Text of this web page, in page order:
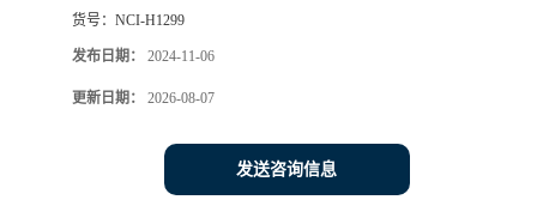
货号： NCI-H1299
发布日期： 2024-11-06
更新日期： 2026-08-07
发送咨询信息